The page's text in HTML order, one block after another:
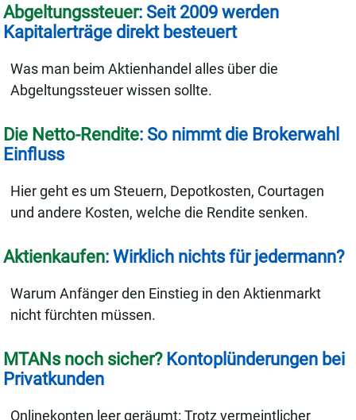
Abgeltungssteuer: Seit 2009 werden
Kapitalerträge direkt besteuert
Was man beim Aktienhandel alles über die
Abgeltungssteuer wissen sollte.
Die Netto-Rendite: So nimmt die Brokerwahl
Einfluss
Hier geht es um Steuern, Depotkosten, Courtagen
und andere Kosten, welche die Rendite senken.
Aktienkaufen: Wirklich nichts für jedermann?
Warum Anfänger den Einstieg in den Aktienmarkt
nicht fürchten müssen.
MTANs noch sicher?Kontoplünderungen bei
Privatkunden
Onlinekonten leer geräumt: Trotz vermeintlicher